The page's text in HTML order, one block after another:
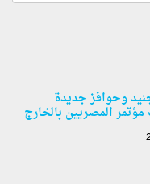
وحوافز جديدة
مؤتمر المصريين بالخارج